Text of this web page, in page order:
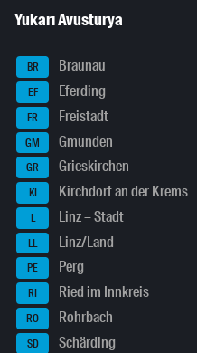
Yukarı Avusturya
BR Braunau
EF Eferding
FR Freistadt
GM Gmunden
GR Grieskirchen
KI Kirchdorf an der Krems
L Linz – Stadt
LL Linz/Land
PE Perg
RI Ried im Innkreis
RO Rohrbach
SD Schärding